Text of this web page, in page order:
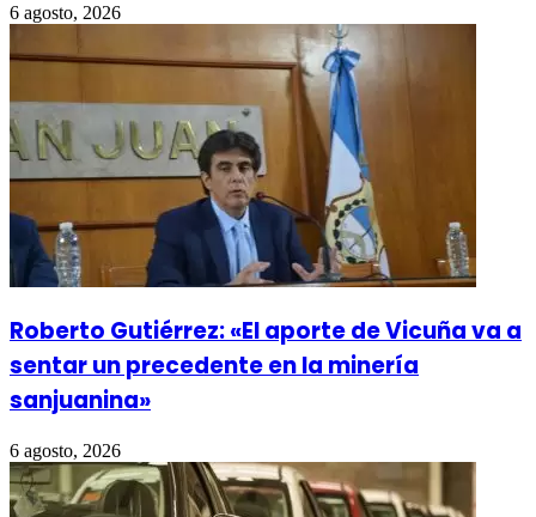
6 agosto, 2026
Roberto Gutiérrez: «El aporte de Vicuña va a
sentar un precedente en la minería
sanjuanina»
6 agosto, 2026